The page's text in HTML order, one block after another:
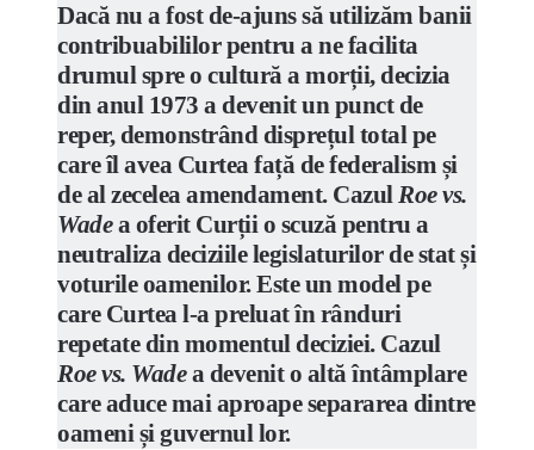
Dacă nu a fost de-ajuns să utilizăm banii
contribuabililor pentru a ne facilita
drumul spre o cultură a morții, decizia
din anul 1973 a devenit un punct de
reper, demonstrând disprețul total pe
care îl avea Curtea față de federalism și
de al zecelea amendament. CazulRoe vs.
Wadea oferit Curții o scuză pentru a
neutraliza deciziile legislaturilor de stat și
voturile oamenilor. Este un model pe
care Curtea l-a preluat în rânduri
repetate din momentul deciziei. Cazul
Roe vs. Wadea devenit o altă întâmplare
care aduce mai aproape separarea dintre
oameni și guvernul lor.